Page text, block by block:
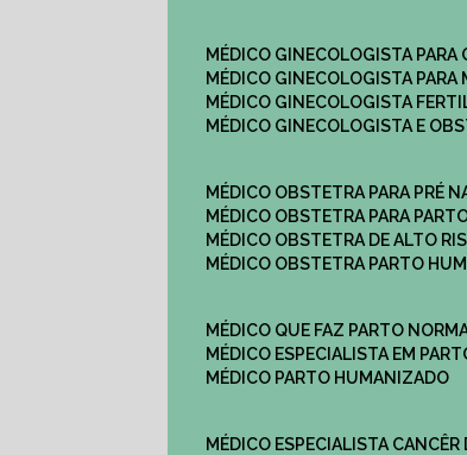
MÉDICO GINECOLOGISTA PARA
MÉDICO GINECOLOGISTA
MÉDICO GINECOLOGISTA
MÉDICO GINECOLOGISTA E
MÉDICO OBSTETRA PARA PRÉ
MÉDICO OBSTETRA PARA
MÉDICO OBSTETRA DE ALTO
MÉDICO OBSTETRA PARTO
MÉDICO QUE FAZ PARTO
MÉDICO ESPECIALISTA EM
MÉDICO PARTO HUMANIZADO
MÉDICO ESPECIALISTA